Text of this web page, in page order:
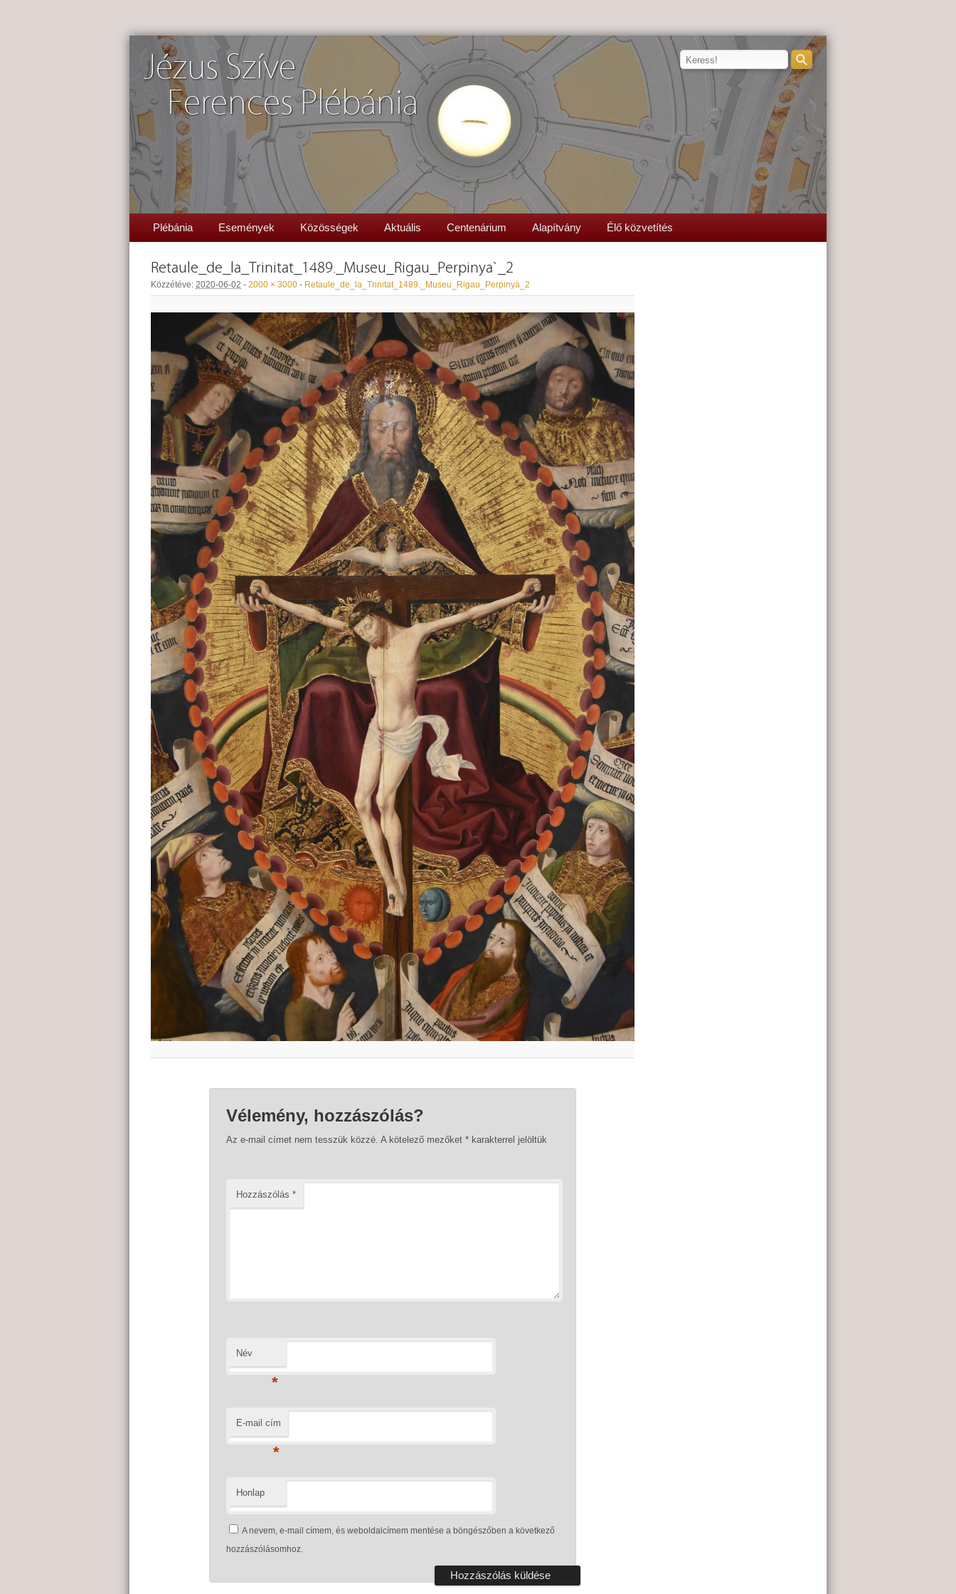
Jézus Szíve
Ferences Plébánia
Plébánia Események Közösségek Aktuális Centenárium Alapítvány Élő közvetítés
Retaule_de_la_Trinitat_1489._Museu_Rigau_Perpinyà_2
Közzétéve: 2020-06-02 - 2000 × 3000 - Retaule_de_la_Trinitat_1489._Museu_Rigau_Perpinyà_2
Vélemény, hozzászólás?
Az e-mail címet nem tesszük közzé. A kötelező mezőket *karakterrel jelöltük
Hozzászólás *
Név
*
E-mail cím
*
Honlap
A nevem, e-mail címem, és weboldalcímem mentése a böngészőben a következő
hozzászólásomhoz.